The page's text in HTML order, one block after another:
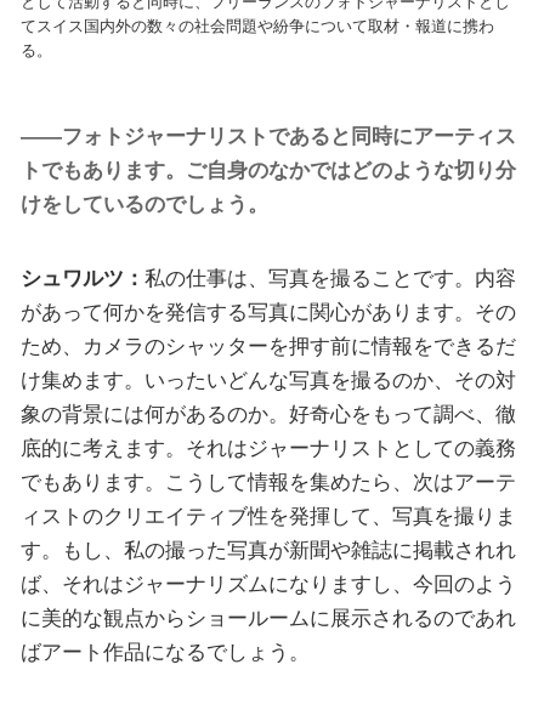
てスイス国内外の数々の社会問題や紛争について取材・報道に携わ
る。
——フォトジャーナリストであると同時にアーティス
トでもあります。ご自身のなかではどのような切り分
けをしているのでしょう。
シュワルツ： 私の仕事は、写真を撮ることです。内容
があって何かを発信する写真に関心があります。その
ため、カメラのシャッターを押す前に情報をできるだ
け集めます。いったいどんな写真を撮るのか、その対
象の背景には何があるのか。好奇心をもって調べ、徹
底的に考えます。それはジャーナリストとしての義務
でもあります。こうして情報を集めたら、次はアーテ
ィストのクリエイティブ性を発揮して、写真を撮りま
す。もし、私の撮った写真が新聞や雑誌に掲載されれ
ば、それはジャーナリズムになりますし、今回のよう
に美的な観点からショールームに展示されるのであれ
ばアート作品になるでしょう。